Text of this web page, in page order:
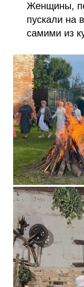
Женщины,
пускали на
самими из